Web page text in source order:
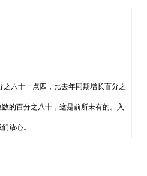
六十一点四，比去年同期增长百分之
的百分之八十，这是前所未有的。入
放心。